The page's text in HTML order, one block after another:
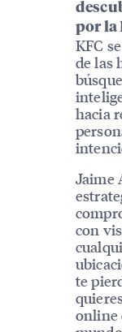
por la
KFC
de las
hacia
Jaime
con
te
online